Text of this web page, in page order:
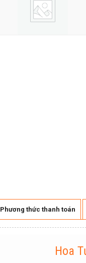
Phương thức thanh toán
Hoa